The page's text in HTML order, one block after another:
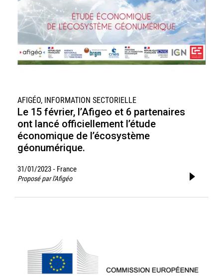
AFIGÉO, INFORMATION SECTORIELLE
Le 15 février, l’Afigeo et 6 partenaires
ont lancé officiellement l’étude
économique de l’écosystème
géonumérique.
31/01/2023 - France
Proposé par l'Afigéo